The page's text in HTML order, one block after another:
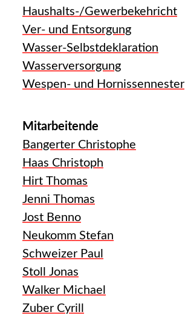
Haushalts-/Gewerbekehricht
Ver- und Entsorgung
Wasser-Selbstdeklaration
Wasserversorgung
Wespen- und Hornissennester
Mitarbeitende
Bangerter Christophe
Haas Christoph
Hirt Thomas
Jenni Thomas
Jost Benno
Neukomm Stefan
Schweizer Paul
Stoll Jonas
Walker Michael
Zuber Cyrill